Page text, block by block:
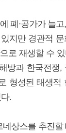
폐·공가가 늘
지만 경관적
로 재생할 수
방과 한국전쟁
형성된 태생적
.
상스를 추진할